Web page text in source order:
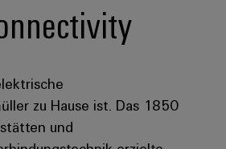
zu Hause ist. Das 1850
und